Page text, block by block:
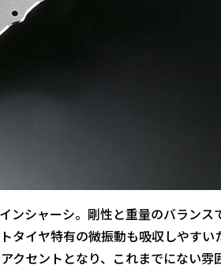
シャーシ。剛性と重量のバラン
タイヤ特有の微振動も吸収しやす
セントとなり、これまでにない雰